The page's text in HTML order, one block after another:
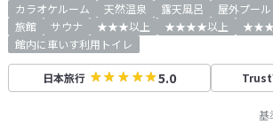
カラオケルーム
天然温泉 露天風呂 屋外プール
旅館
サウナ ★★★以上 ★★★★以上
館内に車いす利用トイレ
日本旅行 5.0
基